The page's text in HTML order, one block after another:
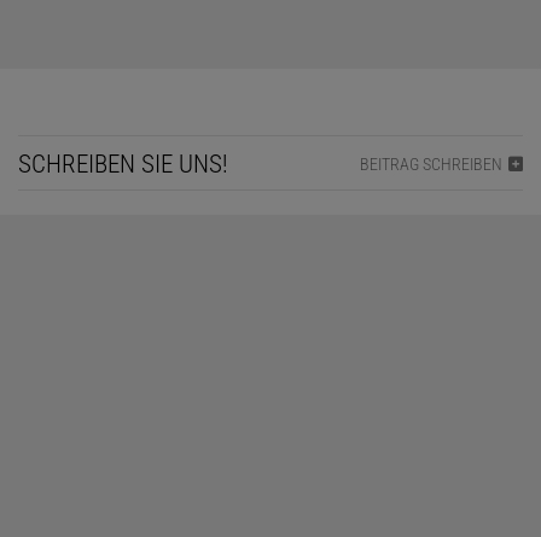
SCHREIBEN SIE UNS! BEITRAG SCHREIBEN